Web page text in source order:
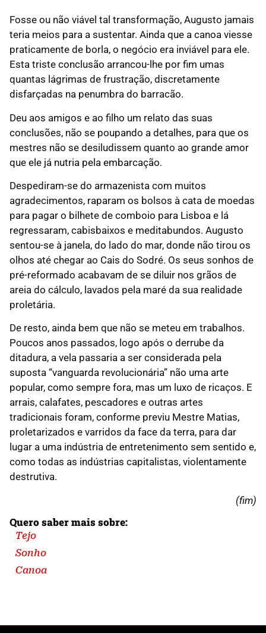
Fosse ou não viável tal transformação, Augusto jamais
teria meios para a sustentar. Ainda que a canoa viesse
praticamente de borla, o negócio era inviável para ele.
Esta triste conclusão arrancou-lhe por fim umas
quantas lágrimas de frustração, discretamente
disfarçadas na penumbra do barracão.
Deu aos amigos e ao filho um relato das suas
conclusões, não se poupando a detalhes, para que os
mestres não se desiludissem quanto ao grande amor
que ele já nutria pela embarcação.
Despediram-se do armazenista com muitos
agradecimentos, raparam os bolsos à cata de moedas
para pagar o bilhete de comboio para Lisboa e lá
regressaram, cabisbaixos e meditabundos. Augusto
sentou-se à janela, do lado do mar, donde não tirou os
olhos até chegar ao Cais do Sodré. Os seus sonhos de
pré-reformado acabavam de se diluir nos grãos de
areia do cálculo, lavados pela maré da sua realidade
proletária.
De resto, ainda bem que não se meteu em trabalhos.
Poucos anos passados, logo após o derrube da
ditadura, a vela passaria a ser considerada pela
suposta “vanguarda revolucionária” não uma arte
popular, como sempre fora, mas um luxo de ricaços. E
arrais, calafates, pescadores e outras artes
tradicionais foram, conforme previu Mestre Matias,
proletarizados e varridos da face da terra, para dar
lugar a uma indústria de entretenimento sem sentido e,
como todas as indústrias capitalistas, violentamente
destrutiva.
(fim)
Quero saber mais sobre:
Tejo
Sonho
Canoa